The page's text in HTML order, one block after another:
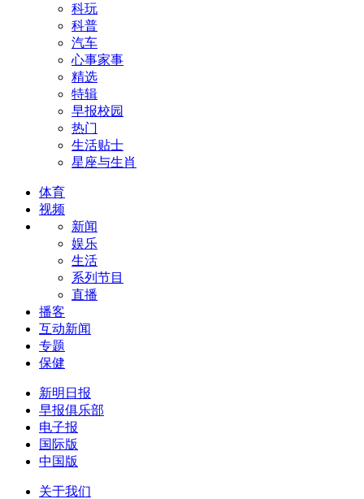
科玩
科普
汽车
心事家事
精选
特辑
早报校园
热门
生活贴士
星座与生肖
体育
视频
新闻
娱乐
生活
系列节目
直播
播客
互动新闻
专题
保健
新明日报
早报俱乐部
电子报
国际版
中国版
关于我们